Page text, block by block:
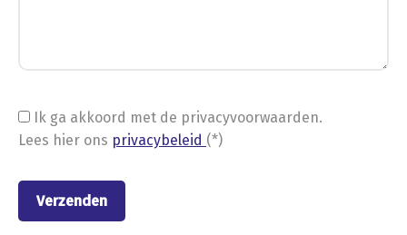
Ik ga akkoord met de privacyvoorwaarden.
Lees hier ons privacybeleid (*)